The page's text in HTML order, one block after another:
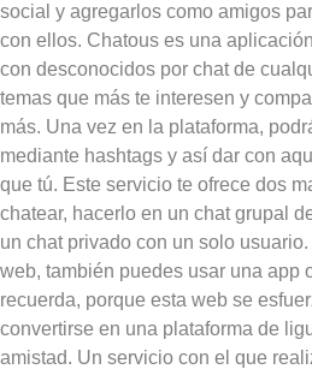
social y agregarlos como amigos
con ellos. Chatous es una
con desconocidos por chat de
temas que más te interesen y
más. Una vez en la plataforma,
mediante hashtags y así dar con
que tú. Este servicio te ofrece dos
chatear, hacerlo en un chat grupal
un chat privado con un solo
web, también puedes usar una app
recuerda, porque esta web se
convertirse en una plataforma de
amistad. Un servicio con el que